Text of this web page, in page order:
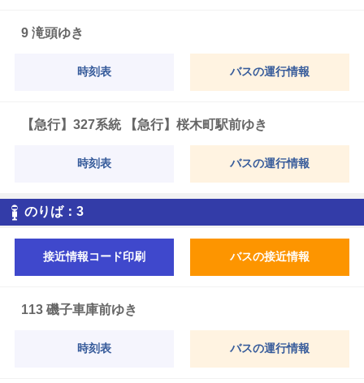
9 滝頭ゆき
時刻表 バスの運行情報
【急行】327系統 【急行】桜木町駅前ゆき
時刻表 バスの運行情報
のりば： 3
接近情報コード印刷 バスの接近情報
113 磯子車庫前ゆき
時刻表 バスの運行情報